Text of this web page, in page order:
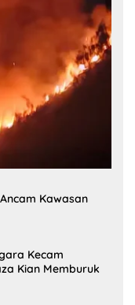
Kawasan
Kecam
Kian Memburuk